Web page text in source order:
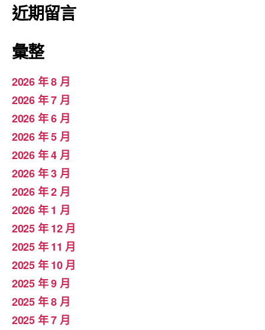
近期留言
彙整
2026 年 8 月
2026 年 7 月
2026 年 6 月
2026 年 5 月
2026 年 4 月
2026 年 3 月
2026 年 2 月
2026 年 1 月
2025 年 12 月
2025 年 11 月
2025 年 10 月
2025 年 9 月
2025 年 8 月
2025 年 7 月